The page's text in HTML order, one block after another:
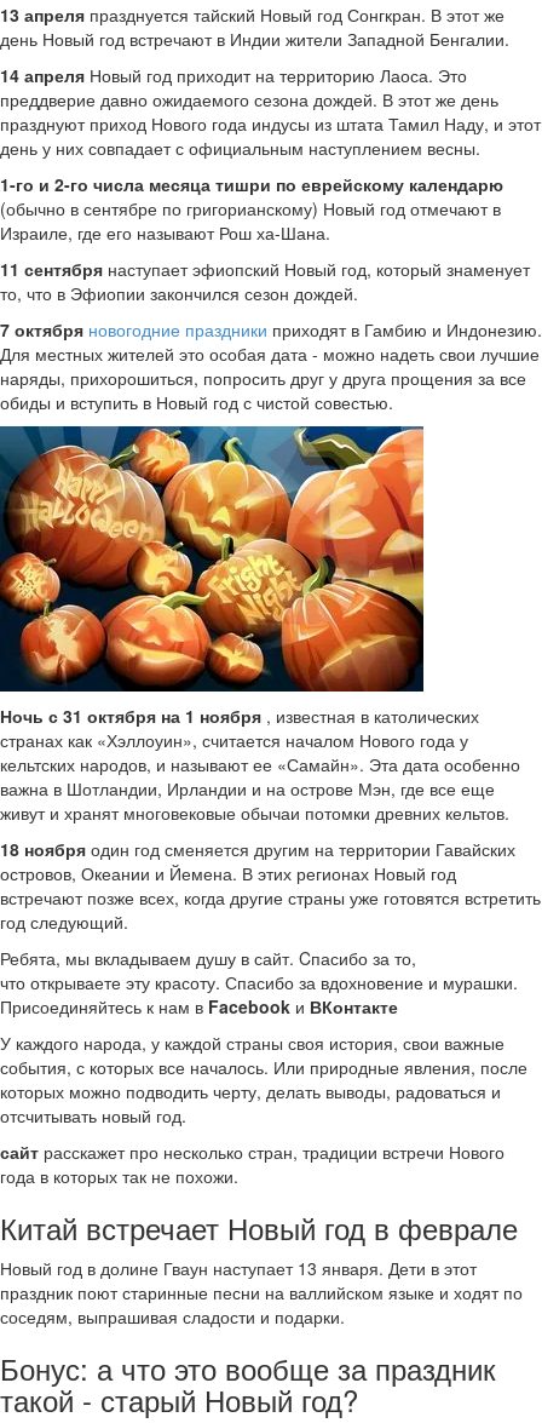
13 апреля празднуется тайский Новый год Сонгкран. В этот же
день Новый год встречают в Индии жители Западной Бенгалии.
14 апреля Новый год приходит на территорию Лаоса. Это
преддверие давно ожидаемого сезона дождей. В этот же день
празднуют приход Нового года индусы из штата Тамил Наду, и этот
день у них совпадает с официальным наступлением весны.
1-го и 2-го числа месяца тишри по еврейскому календарю
(обычно в сентябре по григорианскому) Новый год отмечают в
Израиле, где его называют Рош ха-Шана.
11 сентября наступает эфиопский Новый год, который знаменует
то, что в Эфиопии закончился сезон дождей.
7 октября новогодние праздники приходят в Гамбию и Индонезию.
Для местных жителей это особая дата - можно надеть свои лучшие
наряды, прихорошиться, попросить друг у друга прощения за все
обиды и вступить в Новый год с чистой совестью.
Ночь с 31 октября на 1 ноября , известная в католических
странах как «Хэллоуин», считается началом Нового года у
кельтских народов, и называют ее «Самайн». Эта дата особенно
важна в Шотландии, Ирландии и на острове Мэн, где все еще
живут и хранят многовековые обычаи потомки древних кельтов.
18 ноября один год сменяется другим на территории Гавайских
островов, Океании и Йемена. В этих регионах Новый год
встречают позже всех, когда другие страны уже готовятся встретить
год следующий.
Ребята, мы вкладываем душу в сайт. Cпасибо за то,
что открываете эту красоту. Спасибо за вдохновение и мурашки.
Присоединяйтесь к нам в Facebook и ВКонтакте
У каждого народа, у каждой страны своя история, свои важные
события, с которых все началось. Или природные явления, после
которых можно подводить черту, делать выводы, радоваться и
отсчитывать новый год.
сайт расскажет про несколько стран, традиции встречи Нового
года в которых так не похожи.
Китай встречает Новый год в феврале
Новый год в долине Гваун наступает 13 января. Дети в этот
праздник поют старинные песни на валлийском языке и ходят по
соседям, выпрашивая сладости и подарки.
Бонус: а что это вообще за праздник
такой - старый Новый год?